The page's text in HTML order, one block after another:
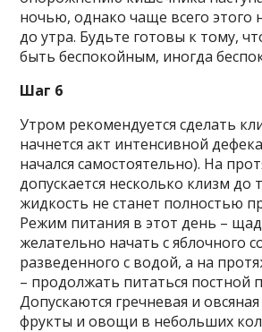
ночью, однако чаще всего этого
до утра. Будьте готовы к тому,
быть беспокойным, иногда
Шаг 6
Утром рекомендуется сделать
начнется акт интенсивной
начался самостоятельно). На
допускается несколько клизм до
жидкость не станет полностью
Режим питания в этот день –
желательно начать с яблочного
разведенного с водой, а на
– продолжать питаться постной
Допускаются гречневая и
фрукты и овощи в небольших